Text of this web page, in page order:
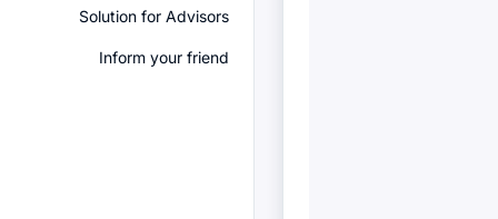
Solution for Advisors
Inform your friend